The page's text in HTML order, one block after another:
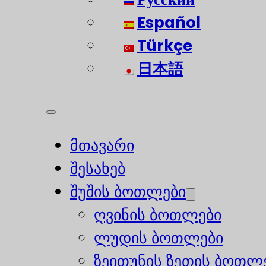
Español
Türkçe
日本語
მთავარი
შესახებ
შუშის ბოთლები
ღვინის ბოთლები
ლუდის ბოთლები
ზეითუნის ზეთის